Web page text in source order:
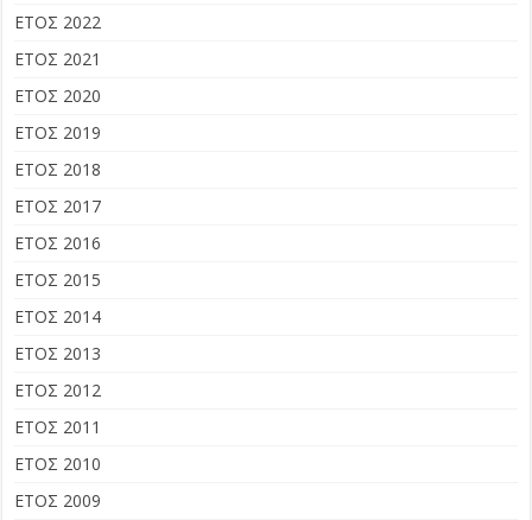
ΕΤΟΣ 2022
ΕΤΟΣ 2021
ΕΤΟΣ 2020
ΕΤΟΣ 2019
ΕΤΟΣ 2018
ΕΤΟΣ 2017
ΕΤΟΣ 2016
ΕΤΟΣ 2015
ΕΤΟΣ 2014
ΕΤΟΣ 2013
ΕΤΟΣ 2012
ΕΤΟΣ 2011
ΕΤΟΣ 2010
ΕΤΟΣ 2009